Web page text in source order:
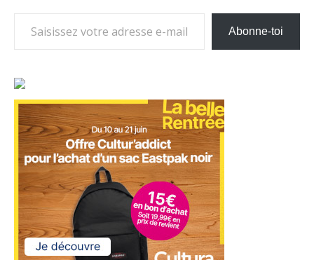
Abonne-toi